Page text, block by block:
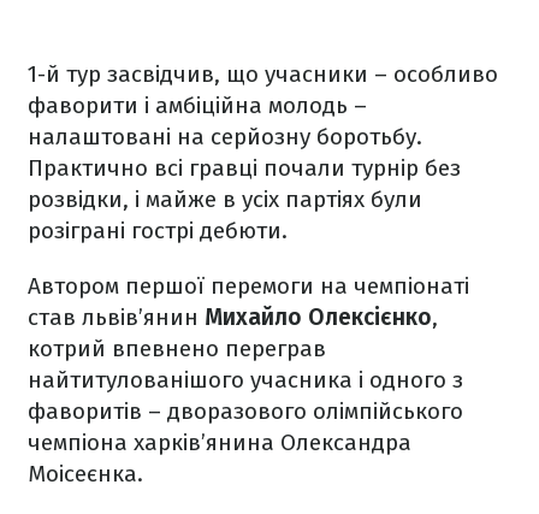
1-й тур засвідчив, що учасники – особливо
фаворити і амбіційна молодь –
налаштовані на серйозну боротьбу.
Практично всі гравці почали турнір без
розвідки, і майже в усіх партіях були
розіграні гострі дебюти.
Автором першої перемоги на чемпіонаті
став львів’янин Михайло Олексієнко,
котрий впевнено переграв
найтитулованішого учасника і одного з
фаворитів – дворазового олімпійського
чемпіона харків’янина Олександра
Моісеєнка.